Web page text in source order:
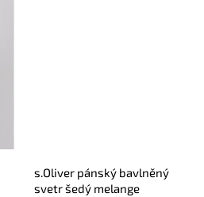
s.Oliver pánský bavlněný
svetr šedý melange